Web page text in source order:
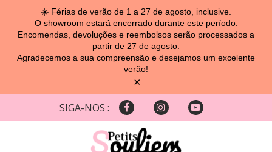
☀️ Férias de verão de 1 a 27 de agosto, inclusive.
O showroom estará encerrado durante este período.
Encomendas, devoluções e reembolsos serão processados ​​a
partir de 27 de agosto.
Agradecemos a sua compreensão e desejamos um excelente
verão!
×
SIGA-NOS :